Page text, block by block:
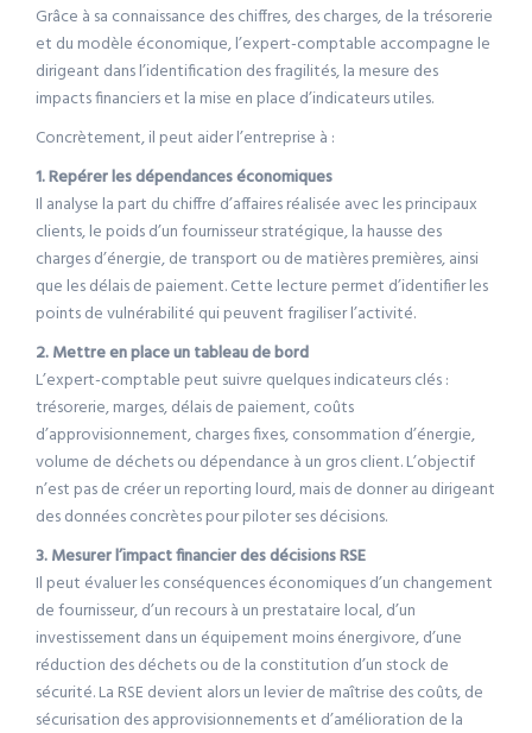
Grâce à sa connaissance des chiffres, des charges, de la trésorerie
et du modèle économique, l’expert-comptable accompagne le
dirigeant dans l’identification des fragilités, la mesure des
impacts financiers et la mise en place d’indicateurs utiles.
Concrètement, il peut aider l’entreprise à :
1. Repérer les dépendances économiques
Il analyse la part du chiffre d’affaires réalisée avec les principaux
clients, le poids d’un fournisseur stratégique, la hausse des
charges d’énergie, de transport ou de matières premières, ainsi
que les délais de paiement. Cette lecture permet d’identifier les
points de vulnérabilité qui peuvent fragiliser l’activité.
2. Mettre en place un tableau de bord
L’expert-comptable peut suivre quelques indicateurs clés :
trésorerie, marges, délais de paiement, coûts
d’approvisionnement, charges fixes, consommation d’énergie,
volume de déchets ou dépendance à un gros client. L’objectif
n’est pas de créer un reporting lourd, mais de donner au dirigeant
des données concrètes pour piloter ses décisions.
3. Mesurer l’impact financier des décisions RSE
Il peut évaluer les conséquences économiques d’un changement
de fournisseur, d’un recours à un prestataire local, d’un
investissement dans un équipement moins énergivore, d’une
réduction des déchets ou de la constitution d’un stock de
sécurité. La RSE devient alors un levier de maîtrise des coûts, de
sécurisation des approvisionnements et d’amélioration de la